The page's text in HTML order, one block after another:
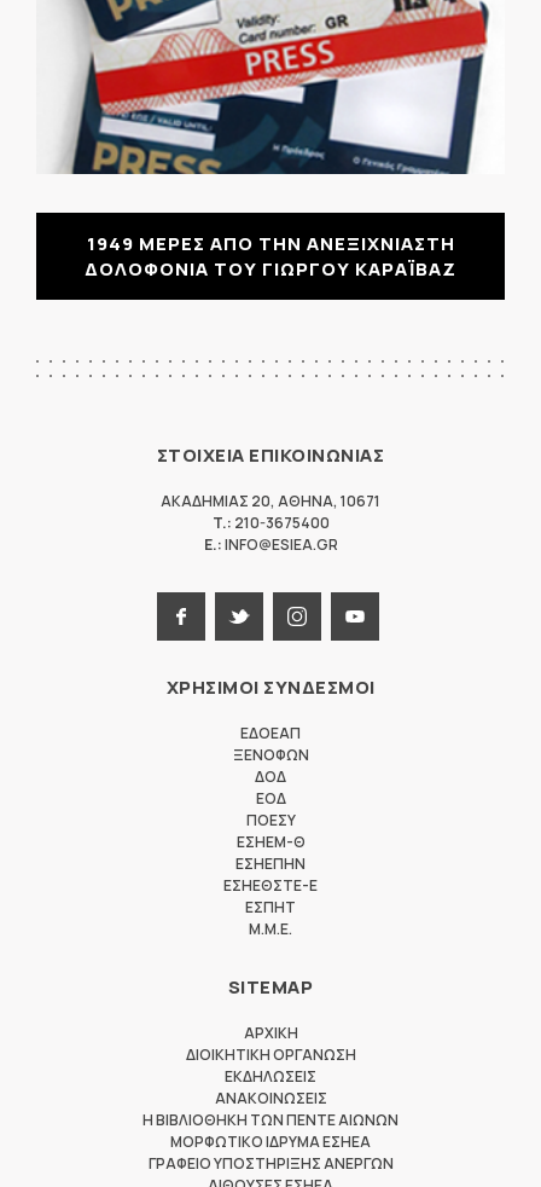
1949 ΜΕΡΕΣ ΑΠΟ ΤΗΝ ΑΝΕΞΙΧΝΙΑΣΤΗ
ΔΟΛΟΦΟΝΙΑ ΤΟΥ ΓΙΩΡΓΟΥ ΚΑΡΑΪΒΑΖ
ΣΤΟΙΧΕΙΑ ΕΠΙΚΟΙΝΩΝΙΑΣ
ΑΚΑΔΗΜΙΑΣ 20, ΑΘΗΝΑ, 10671
T.: 210-3675400
E.:INFO@ESIEA.GR
ΧΡΗΣΙΜΟΙ ΣΥΝΔΕΣΜΟΙ
ΕΔΟΕΑΠ
ΞΕΝΟΦΩΝ
ΔΟΔ
ΕΟΔ
ΠΟΕΣΥ
ΕΣΗΕΜ-Θ
ΕΣΗΕΠΗΝ
ΕΣΗΕΘΣΤΕ-Ε
ΕΣΠΗΤ
M.M.E.
SITEMAP
ΑΡΧΙΚΗ
ΔΙΟΙΚΗΤΙΚΗ ΟΡΓΑΝΩΣΗ
ΕΚΔΗΛΩΣΕΙΣ
ΑΝΑΚΟΙΝΩΣΕΙΣ
Η ΒΙΒΛΙΟΘΗΚΗ ΤΩΝ ΠΕΝΤΕ ΑΙΩΝΩΝ
ΜΟΡΦΩΤΙΚΟ ΙΔΡΥΜΑ ΕΣΗΕΑ
ΓΡΑΦΕΙΟ ΥΠΟΣΤΗΡΙΞΗΣ ΑΝΕΡΓΩΝ